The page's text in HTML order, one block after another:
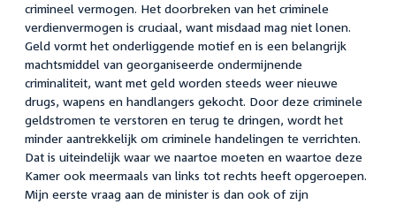
crimineel vermogen. Het doorbreken van het criminele
verdienvermogen is cruciaal, want misdaad mag niet lonen.
Geld vormt het onderliggende motief en is een belangrijk
machtsmiddel van georganiseerde ondermijnende
criminaliteit, want met geld worden steeds weer nieuwe
drugs, wapens en handlangers gekocht. Door deze criminele
geldstromen te verstoren en terug te dringen, wordt het
minder aantrekkelijk om criminele handelingen te verrichten.
Dat is uiteindelijk waar we naartoe moeten en waartoe deze
Kamer ook meermaals van links tot rechts heeft opgeroepen.
Mijn eerste vraag aan de minister is dan ook of zijn